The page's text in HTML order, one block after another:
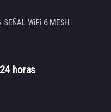
SEÑAL WiFi 6 MESH
horas